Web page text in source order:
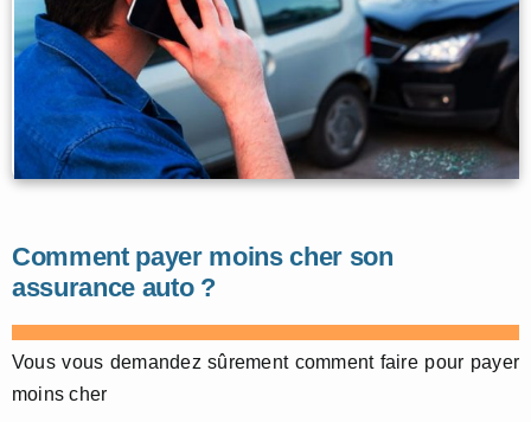
Comment payer moins cher son
assurance auto ?
Vous vous demandez sûrement comment faire pour payer
moins cher